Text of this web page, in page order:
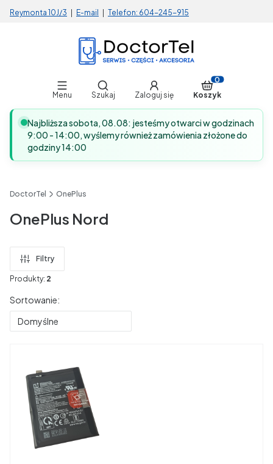
Reymonta 10J/3 E-mail Telefon: 604-245-915
Menu
Otwórz wyszukiwarkę
Szukaj Zaloguj się
Produkty w
Koszyk
Najbliższa sobota, 08.08: jesteśmy otwarci w godzinach
9:00 - 14:00, wyślemy również zamówienia złożone do
godziny 14:00
DoctorTel OnePlus
OnePlus Nord
Filtry
Produkty: 2
Lista produktów
Sortowanie:
Domyślne